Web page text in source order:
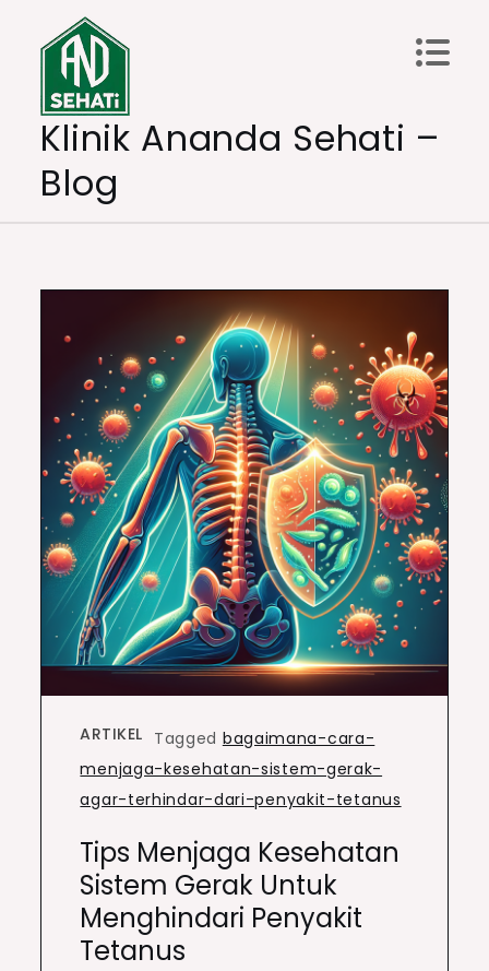
content
Klinik Ananda Sehati –
Blog
ARTIKEL Tagged bagaimana-cara-
menjaga-kesehatan-sistem-gerak-
agar-terhindar-dari-penyakit-tetanus
Tips Menjaga Kesehatan
Sistem Gerak Untuk
Menghindari Penyakit
Tetanus